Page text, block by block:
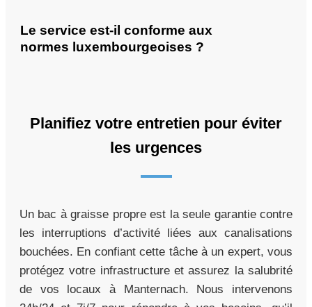
Le service est-il conforme aux
normes luxembourgeoises ?
Planifiez votre entretien pour éviter
les urgences
Un bac à graisse propre est la seule garantie contre
les interruptions d’activité liées aux canalisations
bouchées. En confiant cette tâche à un expert, vous
protégez votre infrastructure et assurez la salubrité
de vos locaux à Manternach. Nous intervenons